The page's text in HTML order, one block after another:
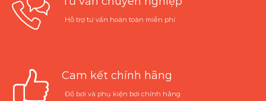
Hỗ trợ tư vấn hoàn toàn miễn phí
Cam kết chính hãng
Đồ bơi và phụ kiện bơi chính hãng